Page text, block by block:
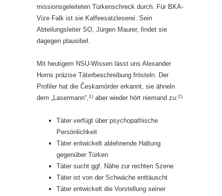
missionsgeleiteten Türkenschreck durch. Für BKA-
Vize Falk ist sie Kaffeesatzleserei. Sein
Abteilungsleiter SO, Jürgen Maurer, findet sie
dagegen plausibel.
Mit heutigem NSU-Wissen lässt uns Alexander
Horns präzise Täterbeschreibung frösteln. Der
Profiler hat die Českamörder erkannt, sie ähneln
dem „Lasermann“,1) aber wieder hört niemand zu:2)
Täter verfügt über psychopathische
Persönlichkeit
Täter entwickelt ablehnende Haltung
gegenüber Türken
Täter sucht ggf. Nähe zur rechten Szene
Täter ist von der Schwäche enttäuscht
Täter entwickelt die Vorstellung seiner